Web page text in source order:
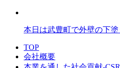
本日は武豊町で外壁の下塗
TOP
会社概要